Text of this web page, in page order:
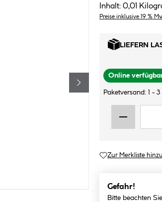
Inhalt: 0,01
Preise inklusive 19 %
LIEFERN
Online
Paketversand: 1 - 3
Zur Merkliste
Gefahr!
Bitte beachten